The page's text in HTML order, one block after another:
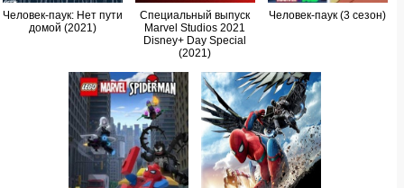
Человек-паук: Нет пути
домой (2021)
Специальный выпуск
Marvel Studios 2021
Disney+ Day Special
(2021)
Человек-паук (3 сезон)